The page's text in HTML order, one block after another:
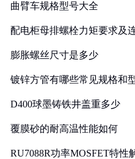
曲臂车规格型号大全
配电柜母排螺栓力矩要求及
膨胀螺丝尺寸是多少
镀锌方管有哪些常见规格和
D400球墨铸铁井盖重多少
覆膜砂的耐高温性能如何
RU7088R功率MOSFET特